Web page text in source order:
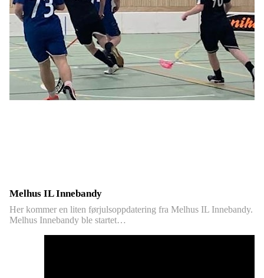
Melhus IL Innebandy
Her kommer en liten førjulsoppdatering fra Melhus IL Innebandy.
Melhus Innebandy ble startet…